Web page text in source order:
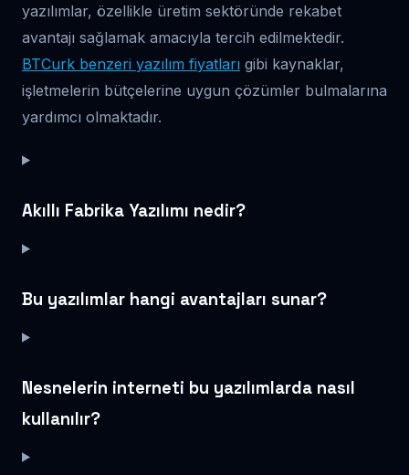
yazılımlar, özellikle üretim sektöründe rekabet
avantajı sağlamak amacıyla tercih edilmektedir.
BTCurk benzeri yazılım fiyatları gibi kaynaklar,
işletmelerin bütçelerine uygun çözümler bulmalarına
yardımcı olmaktadır.
Akıllı Fabrika Yazılımı nedir?
Bu yazılımlar hangi avantajları sunar?
Nesnelerin interneti bu yazılımlarda nasıl
kullanılır?